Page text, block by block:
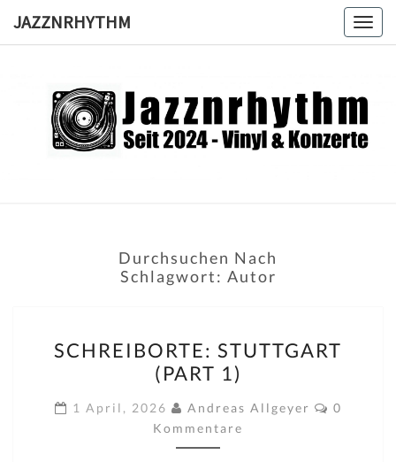
JAZZNRHYTHM
Seit
2024 –
Durchsuchen Nach
Schlagwort: Autor
STUTTGART
(PART
1)
SCHREIBORTE: STUTTGART
(PART 1)
1 April, 2026 Andreas Allgeyer
0
Kommentare